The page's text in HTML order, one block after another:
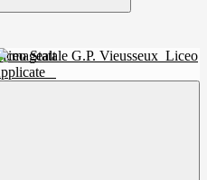
Statale G.P. Vieusseux Liceo